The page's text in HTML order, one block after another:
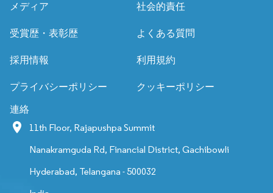
メディア 社会的責任
受賞歴・表彰歴 よくある質問
採用情報 利用規約
プライバシーポリシー クッキーポリシー
連絡
11th Floor, Rajapushpa Summit
Nanakramguda Rd, Financial District, Gachibowli
Hyderabad, Telangana - 500032